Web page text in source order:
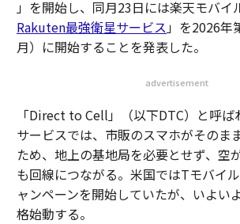
」を開始し、同月23日には楽天モバイ
Rakuten最強衛星サービス」を2026年
月）に開始することを発表した。
advertisement
「Direct to Cell」（以下DTC）と呼
サービスでは、市販のスマホがそのま
ため、地上の基地局を必要とせず、空
も回線につながる。米国ではTモバイ
ャンペーンを開始していたが、いよい
格始動する。